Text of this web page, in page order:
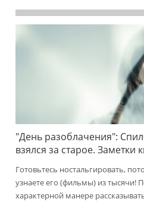
"День разоблачения":
взялся за старое. Заметки
Готовьтесь ностальгировать,
узнаете его (фильмы) из тысячи!
характерной манере